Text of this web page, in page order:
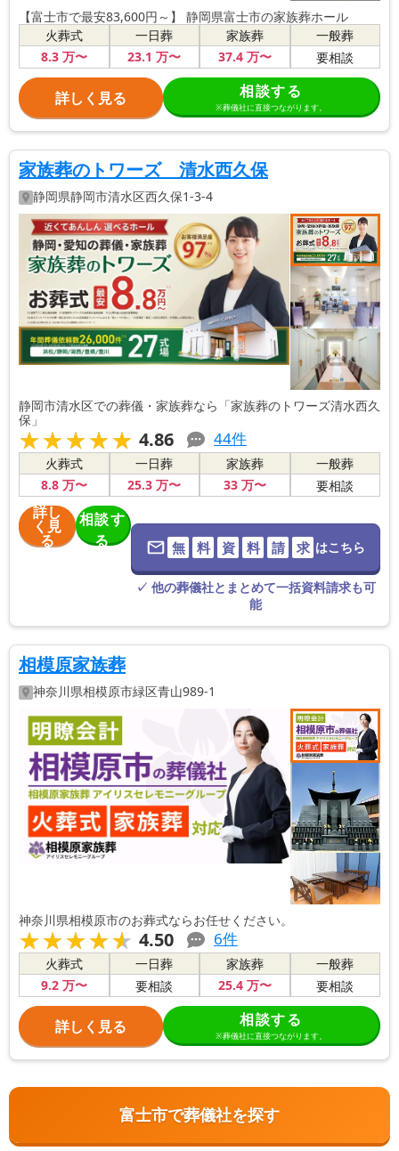
【富士市で最安83,600円～】 静岡県富士市の家族葬ホール
火葬式
8.3万〜
一日葬
23.1 万〜
家族葬
37.4万〜
一般葬
要相談
詳しく見る 相談する
※葬儀社に直接つながります。
家族葬のトワーズ 清水西久保
静岡県静岡市清水区西久保1-3-4
静岡市清水区での葬儀・家族葬なら「家族葬のトワーズ清水西久
保」
★★★★★
★★★★★ 4.86 44件
火葬式
8.8万〜
一日葬
25.3 万〜
家族葬
33万〜
一般葬
要相談
詳し
く見
る
相談す
る
無 料 資 料 請 求 はこちら
✓ 他の葬儀社とまとめて一括資料請求も可
能
相模原家族葬
神奈川県相模原市緑区青山989-1
神奈川県相模原市のお葬式ならお任せください。
★★★★★
★★★★★ 4.50 6件
火葬式
9.2万〜
一日葬
要相談
家族葬
25.4万〜
一般葬
要相談
詳しく見る 相談する
※葬儀社に直接つながります。
富士市で葬儀社を探す